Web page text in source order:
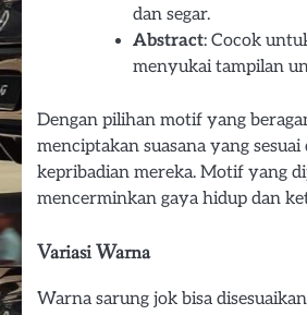
dan segar.
Abstract: Cocok
menyukai tampilan
Dengan pilihan motif yang
menciptakan suasana yang sesuai
kepribadian mereka. Motif yang
mencerminkan gaya hidup dan
Variasi Warna
Warna sarung jok bisa